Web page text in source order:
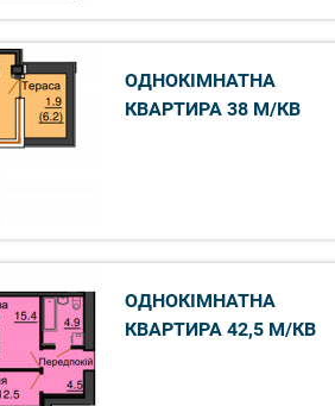
ОДНОКІМНАТНА
КВАРТИРА 38 М/КВ
ОДНОКІМНАТНА
КВАРТИРА 42,5 М/КВ